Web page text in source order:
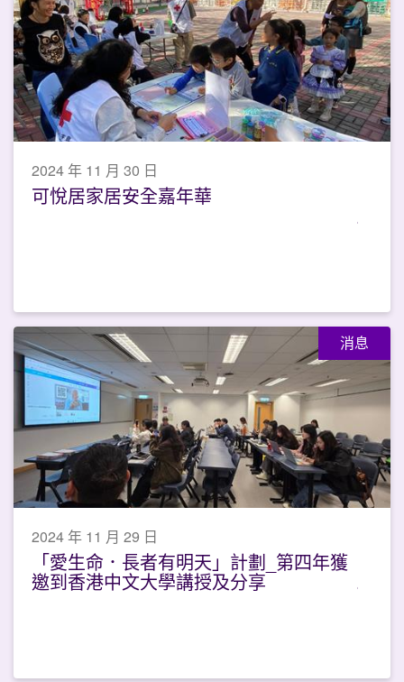
2024 年 11 月 30 日
可悅居家居安全嘉年華
消息
2024 年 11 月 29 日
「愛生命．長者有明天」計劃_第四年獲
邀到香港中文大學講授及分享